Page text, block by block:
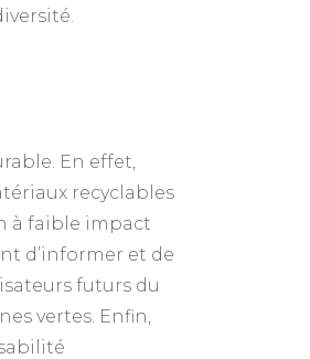
En effet,
recyclables
à faible impact
d’informer et de
futurs du
vertes. Enfin,